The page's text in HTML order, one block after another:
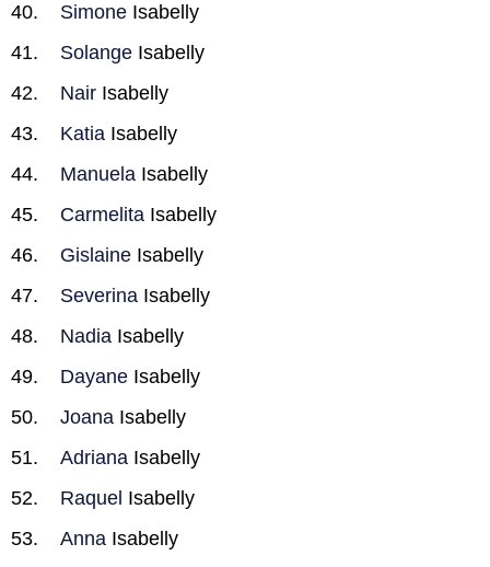
Simone Isabelly
Solange Isabelly
Nair Isabelly
Katia Isabelly
Manuela Isabelly
Carmelita Isabelly
Gislaine Isabelly
Severina Isabelly
Nadia Isabelly
Dayane Isabelly
Joana Isabelly
Adriana Isabelly
Raquel Isabelly
Anna Isabelly